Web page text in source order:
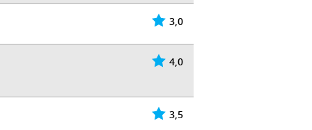
3,0
4,0
3,5